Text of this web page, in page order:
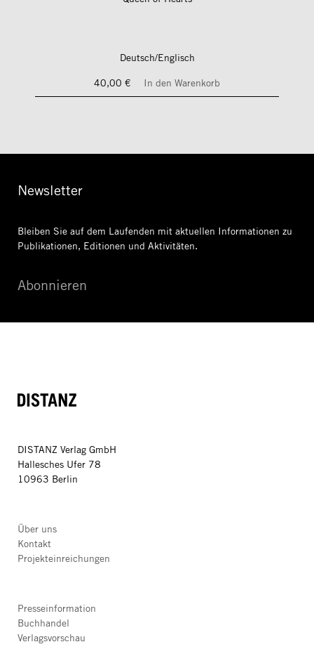
Deutsch/Englisch
40,00 €
In den Warenkorb
Newsletter
Bleiben Sie auf dem Laufenden mit aktuellen Informationen zu
Publikationen, Editionen und Aktivitäten.
Abonnieren
DISTANZ
DISTANZ Verlag GmbH
Hallesches Ufer 78
10963 Berlin
Über uns
Kontakt
Projekteinreichungen
Presseinformation
Buchhandel
Verlagsvorschau